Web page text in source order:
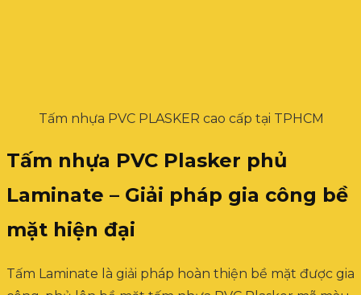
Tấm nhựa PVC PLASKER cao cấp tại TPHCM
Tấm nhựa PVC Plasker phủ
Laminate – Giải pháp gia công bề
mặt hiện đại
Tấm Laminate là giải pháp hoàn thiện bề mặt được gia